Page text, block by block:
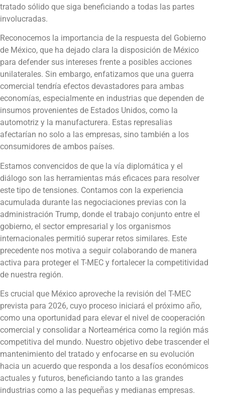
tratado sólido que siga beneficiando a todas las partes
involucradas.
Reconocemos la importancia de la respuesta del Gobierno
de México, que ha dejado clara la disposición de México
para defender sus intereses frente a posibles acciones
unilaterales. Sin embargo, enfatizamos que una guerra
comercial tendría efectos devastadores para ambas
economías, especialmente en industrias que dependen de
insumos provenientes de Estados Unidos, como la
automotriz y la manufacturera. Estas represalias
afectarían no solo a las empresas, sino también a los
consumidores de ambos países.
Estamos convencidos de que la vía diplomática y el
diálogo son las herramientas más eficaces para resolver
este tipo de tensiones. Contamos con la experiencia
acumulada durante las negociaciones previas con la
administración Trump, donde el trabajo conjunto entre el
gobierno, el sector empresarial y los organismos
internacionales permitió superar retos similares. Este
precedente nos motiva a seguir colaborando de manera
activa para proteger el T-MEC y fortalecer la competitividad
de nuestra región.
Es crucial que México aproveche la revisión del T-MEC
prevista para 2026, cuyo proceso iniciará el próximo año,
como una oportunidad para elevar el nivel de cooperación
comercial y consolidar a Norteamérica como la región más
competitiva del mundo. Nuestro objetivo debe trascender el
mantenimiento del tratado y enfocarse en su evolución
hacia un acuerdo que responda a los desafíos económicos
actuales y futuros, beneficiando tanto a las grandes
industrias como a las pequeñas y medianas empresas.